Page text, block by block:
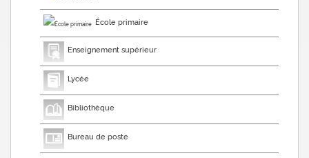
École primaire
Enseignement supérieur
Lycée
Bibliothèque
Bureau de poste